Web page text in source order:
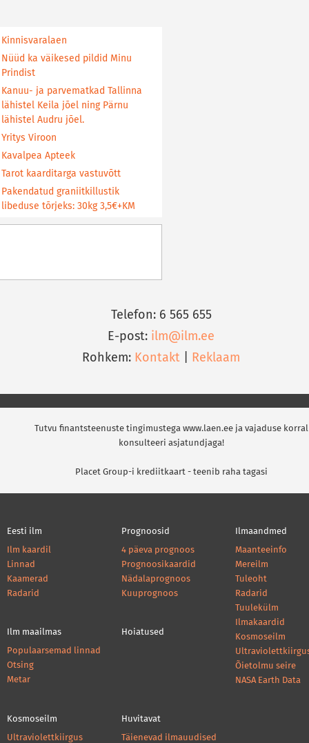
Kinnisvaralaen
Nüüd ka väikesed pildid Minu
Prindist
Kanuu- ja parvematkad Tallinna
lähistel Keila jõel ning Pärnu
lähistel Audru jõel.
Yritys Viroon
Kavalpea Apteek
Tarot kaarditarga vastuvõtt
Pakendatud graniitkillustik
libeduse tõrjeks: 30kg 3,5€+KM
Telefon: 6 565 655
E-post: ilm@ilm.ee
Rohkem: Kontakt Reklaam
Tutvu finantsteenuste tingimustega www.laen.ee ja vajaduse korral
konsulteeri asjatundjaga!
Placet Group-i krediitkaart - teenib raha tagasi
Eesti ilm
Ilm kaardil
Linnad
Kaamerad
Radarid
Ilm maailmas
Populaarsemad linnad
Otsing
Metar
Prognoosid
4 päeva prognoos
Prognoosikaardid
Nädalaprognoos
Kuuprognoos
Hoiatused
Ilmaandmed
Maanteeinfo
Mereilm
Tuleoht
Radarid
Tuulekülm
Ilmakaardid
Kosmoseilm
Õietolmu seire
NASA Earth Data
Kosmoseilm
Ultraviolettkiirgus
Huvitavat
Täienevad ilmauudised